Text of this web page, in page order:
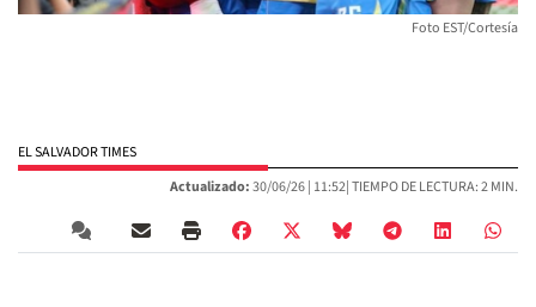
Foto EST/Cortesía
EL SALVADOR TIMES
Actualizado:30/06/26 | 11:52| TIEMPO DE LECTURA: 2 MIN.